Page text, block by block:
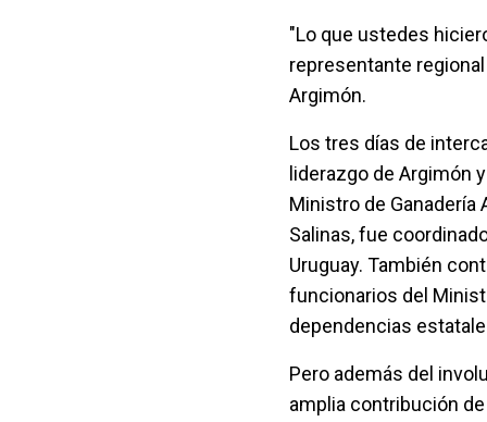
"Lo que ustedes
representante regional
Argimón.
Los tres días de
liderazgo de Argimón
Ministro de Ganadería
Salinas, fue
Uruguay. También
funcionarios del
dependencias
Pero además del
amplia contribución